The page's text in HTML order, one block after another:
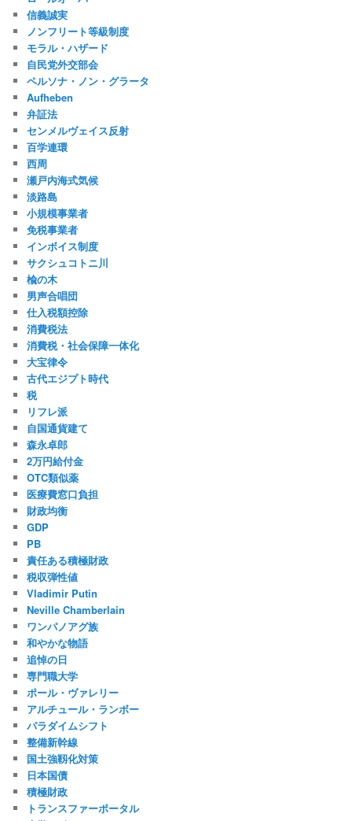
信義誠実
ノンフリート等級制度
モラル・ハザード
自民党外交部会
ペルソナ・ノン・グラータ
Aufheben
弁証法
センメルヴェイス反射
百学連環
西周
瀬戸内海式気候
淡路島
小規模事業者
免税事業者
インボイス制度
サクシュコトニ川
楡の木
男声合唱団
仕入税額控除
消費税法
消費税・社会保障一体化
大宝律令
古代エジプト時代
税
リフレ派
自国通貨建て
森永卓郎
2万円給付金
OTC類似薬
医療費窓口負担
財政均衡
GDP
PB
責任ある積極財政
税収弾性値
Vladimir Putin
Neville Chamberlain
ワンパノアグ族
和やかな物語
追悼の日
専門職大学
ポール・ヴァレリー
アルチュール・ランボー
パラダイムシフト
整備新幹線
国土強靱化対策
日本国債
積極財政
トランスファーポータル